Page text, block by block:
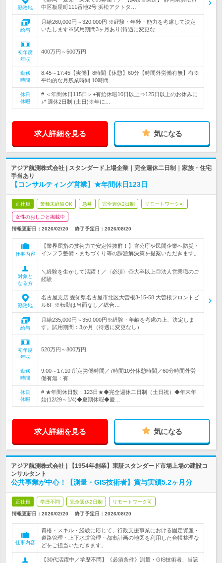
勤務地
中区板屋町111番地2号 浜松アクトタ…
給与
月給260,000円～320,000円 ※経験・年齢・能力を考慮して決定
いたします※試用期間3ヶ月あり(待遇に変更な…
初年度
年収
400万円～500万円
勤務
時間
8:45～17:45【実働】8時間【休憩】60分【時間外労働有無】有※
平均的な月残業時間 10時間
休日
休暇
# ＜年間休日115日＞+有給休暇10日以上⇒125日以上のお休みに
♪* 週休2日制 (土日)※年に…
求人詳細を見る 気になる
アジア航測株式会社 | スタンダード上場企業｜完全週休二日制｜家族・住宅
手当あり
【コンサルティング営業】★年間休日123日
正社員 業種未経験OK 急募 完全週休2日制 リモートワーク可
女性のおしごと掲載中
情報更新日：2026/02/20 終了予定日： 2026/08/20
仕事内容
【業界屈指の技術力で安定性抜群！】官公庁や民間企業へ防災・
インフラ整備・まちづくり等の課題解決策を提案いただきます。
対象と
なる方
＼経験を生かして活躍！／〈必須〉◎大卒以上◎法人営業職のご
経験
勤務地
名古屋支店 愛知県名古屋市北区大曽根3-15-58 大曽根フロントビ
ル6F ※転勤は当面なし／総合…
給与
月給235,000円～350,000円※経験・年齢を考慮の上、決定しま
す。試用期間：3か月（待遇に変更なし）
初年度
年収
520万円～800万円
勤務
時間
9:00～17:10 所定労働時間／7時間10分休憩時間／60分時間外労
働有無：有
休日
休暇
# ★年間休日数：123日★◆完全週休二日制（土日祝）◆年末年
始(12/29～1/4)◆夏期休暇◆慶…
求人詳細を見る 気になる
アジア航測株式会社 | 【1954年創業】東証スタンダード市場上場の建設コ
ンサルタント
公共事業が中心！【測量・GIS技術者】賞与実績5.2ヶ月分
正社員 学歴不問 完全週休2日制 リモートワーク可
情報更新日：2026/02/20 終了予定日： 2026/08/20
仕事内容
資格・スキル・経験に応じて、行政支援事業における固定資産・
道路管理・上下水道管理・都市計画の地図を利用した台帳整理な
どをご担当いただきます。
【30代活躍中／学歴不問】《必須条件》測量・GIS技術者、当該